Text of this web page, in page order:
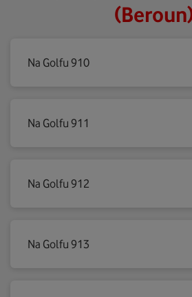
Na Golfu 910
Na Golfu 911
Na Golfu 912
Na Golfu 913